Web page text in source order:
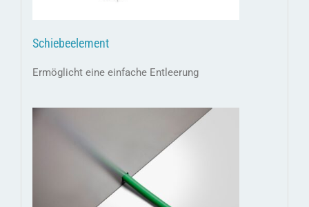
Schiebeelement
Ermöglicht eine einfache Entleerung